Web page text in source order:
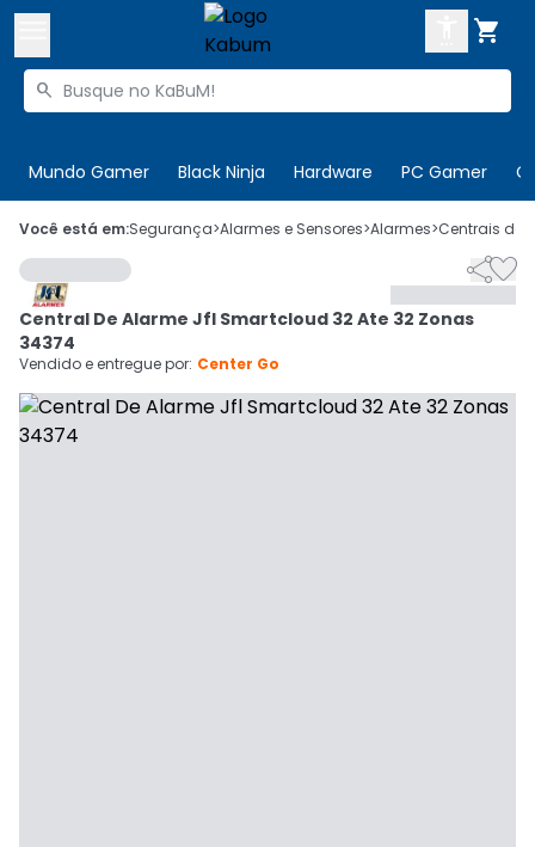

Buscar produtos

Mundo Gamer Black Ninja Hardware PC Gamer
 Olá. Acesse sua conta
 Departamentos
Cupons
Ativar tradutor em libras
CADASTRE-SE
Você está em:Segurança>Alarmes e Sensores>Alarmes>Centrais de

Central De Alarme Jfl Smartcloud 32 Ate 32 Zonas
34374
Vendido e entregue por: Center Go